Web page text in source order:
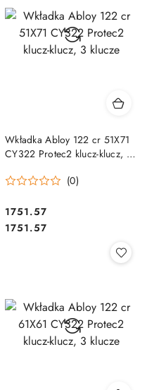
Wkładka Abloy 122 cr 51X71
CY322 Protec2 klucz-klucz, 3
(0)
Cena:
1751.57
Cena:
1751.57